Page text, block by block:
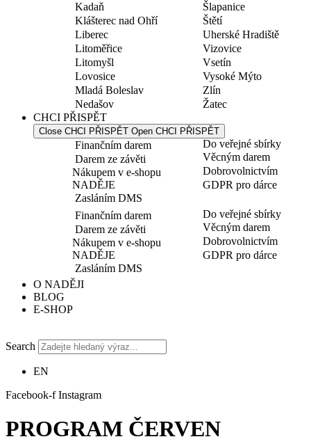
Kadaň
Klášterec nad Ohří
Liberec
Litoměřice
Litomyšl
Lovosice
Mladá Boleslav
Nedašov
Šlapanice
Štětí
Uherské Hradiště
Vizovice
Vsetín
Vysoké Mýto
Zlín
Žatec
CHCI PŘISPĚT
Close CHCI PŘISPĚT Open CHCI PŘISPĚT
Finančním darem
Darem ze závěti
Nákupem v e-shopu
NADĚJE
Zasláním DMS
Do veřejné sbírky
Věcným darem
Dobrovolnictvím
GDPR pro dárce
Finančním darem
Darem ze závěti
Nákupem v e-shopu
NADĚJE
Zasláním DMS
Do veřejné sbírky
Věcným darem
Dobrovolnictvím
GDPR pro dárce
O NADĚJI
BLOG
E-SHOP
Search
EN
Facebook-f Instagram
PROGRAM ČERVEN